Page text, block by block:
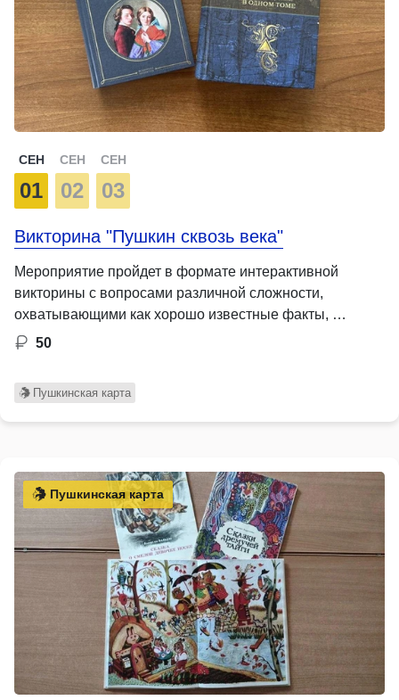
СЕН
01
СЕН
02
СЕН
03
Викторина "Пушкин сквозь века"
Мероприятие пройдет в формате интерактивной
викторины с вопросами различной сложности,
охватывающими как хорошо известные факты, …
50
Пушкинская карта
Пушкинская карта